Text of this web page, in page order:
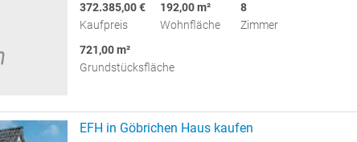
372.385,00 €
Kaufpreis
192,00 m²
Wohnfläche
8
Zimmer
721,00 m²
Grundstücksfläche
EFH in Göbrichen Haus kaufen